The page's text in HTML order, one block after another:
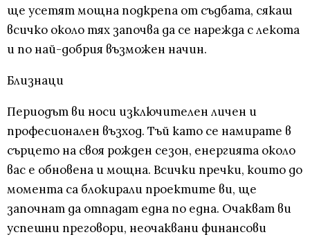
ще усетят мощна подкрепа от съдбата, сякаш
всичко около тях започва да се нарежда с лекота
и по най-добрия възможен начин.
Близнаци
Периодът ви носи изключителен личен и
професионален възход. Тъй като се намирате в
сърцето на своя рожден сезон, енергията около
вас е обновена и мощна. Всички пречки, които до
момента са блокирали проектите ви, ще
започнат да отпадат една по една. Очакват ви
успешни преговори, неочаквани финансови